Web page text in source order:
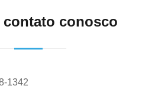
contato conosco
1342